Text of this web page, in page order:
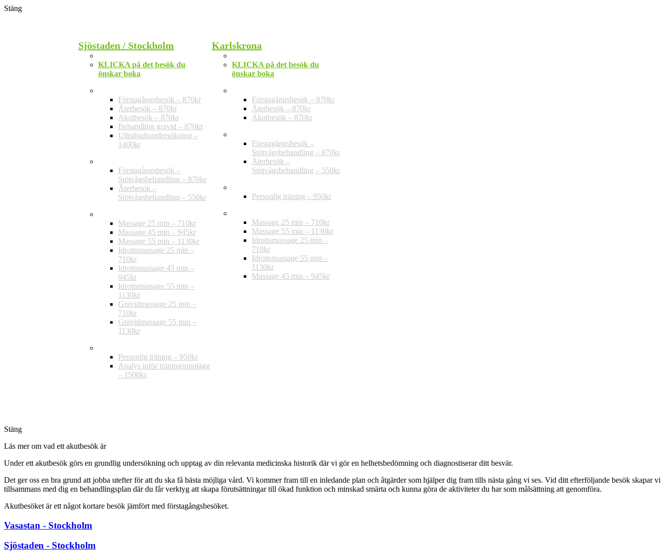
Stäng
Sjöstaden / Stockholm
KLICKA på det besök du
önskar boka
Förstagångsbesök – 870kr
Återbesök – 870kr
Akutbesök – 870kr
Behandling gravid – 870kr
Ultraljudsundersökning –
1400kr
Förstagångsbesök –
Stötvågsbehandling – 870kr
Återbesök –
Stötvågsbehandling – 550kr
Massage 25 min – 710kr
Massage 45 min – 945kr
Massage 55 min – 1130kr
Idrottsmassage 25 min –
710kr
Idrottsmassage 45 min –
945kr
Idrottsmassage 55 min –
1130kr
Gravidmassage 25 min –
710kr
Gravidmassage 55 min –
1130kr
Personlig träning – 950kr
Analys inför träningsupplägg
– 1500kr
Karlskrona
KLICKA på det besök du
önskar boka
Förstagångsbesök – 870kr
Återbesök – 870kr
Akutbesök – 870kr
Förstagångsbesök –
Stötvågsbehandling – 870kr
Återbesök –
Stötvågsbehandling – 550kr
Personlig träning – 950kr
Massage 25 min – 710kr
Massage 55 min – 1130kr
Idrottsmassage 25 min –
710kr
Idrottsmassage 55 min –
1130kr
Massage 45 min – 945kr
Stäng
Läs mer om vad ett akutbesök är
Under ett akutbesök görs en grundlig undersökning och upptag av din relevanta medicinska historik där vi gör en helhetsbedömning och diagnostiserar ditt besvär.
Det ger oss en bra grund att jobba utefter för att du ska få bästa möjliga vård. Vi kommer fram till en inledande plan och åtgärder som hjälper dig fram tills nästa gång vi ses. Vid ditt efterföljande besök skapar vi
tillsammans med dig en behandlingsplan där du får verktyg att skapa förutsättningar till ökad funktion och minskad smärta och kunna göra de aktiviteter du har som målsättning att genomföra.
Akutbesöket är ett något kortare besök jämfört med förstagångsbesöket.
Vasastan - Stockholm
Sjöstaden - Stockholm